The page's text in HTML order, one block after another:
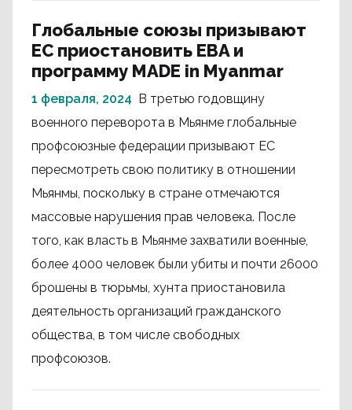
Глобальные союзы призывают
ЕС приостановить EBA и
программу MADE in Myanmar
1 февраля, 2024 В третью годовщину
военного переворота в Мьянме глобальные
профсоюзные федерации призывают ЕС
пересмотреть свою политику в отношении
Мьянмы, поскольку в стране отмечаются
массовые нарушения прав человека. После
того, как власть в Мьянме захватили военные,
более 4000 человек были убиты и почти 26000
брошены в тюрьмы, хунта приостановила
деятельность организаций гражданского
общества, в том числе свободных
профсоюзов.